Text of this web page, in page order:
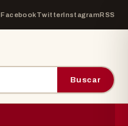
FacebookTwitterInstagramRSS
Buscar